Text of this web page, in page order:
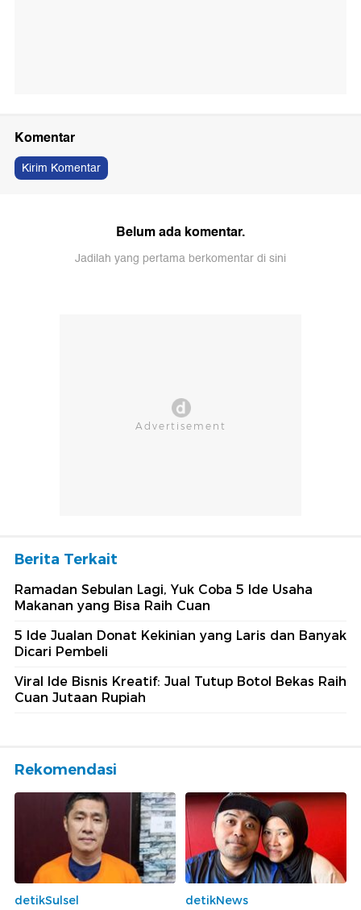
Komentar
Kirim Komentar
Belum ada komentar.
Jadilah yang pertama berkomentar di sini
Berita Terkait
Ramadan Sebulan Lagi, Yuk Coba 5 Ide Usaha
Makanan yang Bisa Raih Cuan
5 Ide Jualan Donat Kekinian yang Laris dan Banyak
Dicari Pembeli
Viral Ide Bisnis Kreatif: Jual Tutup Botol Bekas Raih
Cuan Jutaan Rupiah
Rekomendasi
detikSulsel
detikNews